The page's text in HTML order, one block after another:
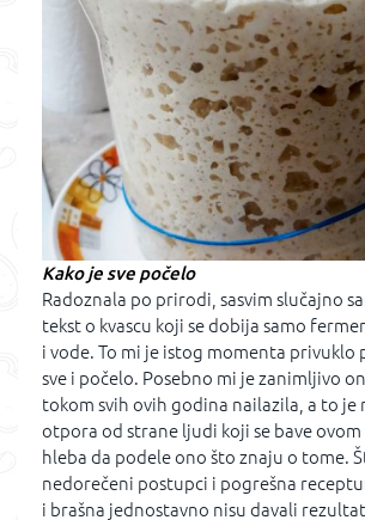
Kako je sve počelo
Radoznala po prirodi, sasvim slučajno
tekst o kvascu koji se dobija samo
i vode. To mi je istog momenta privuklo
sve i počelo. Posebno mi je zanimljivo
tokom svih ovih godina nailazila, a to je
otpora od strane ljudi koji se bave
hleba da podele ono što znaju o tome.
nedorečeni postupci i pogrešna
i brašna jednostavno nisu davali